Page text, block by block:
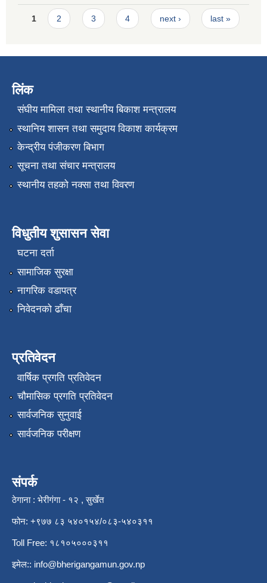
Pages
1 2 3 4 next › last »
लिंक
संघीय मामिला तथा स्थानीय बिकाश मन्त्रालय
स्थानिय शासन तथा समुदाय विकाश कार्यक्रम
केन्द्रीय पंजीकरण बिभाग
सूचना तथा संचार मन्त्रालय
स्थानीय तहको नक्सा तथा विवरण
विधुतीय शुसासन सेवा
घटना दर्ता
सामाजिक सुरक्षा
नागरिक वडापत्र
निवेदनको ढाँचा
प्रतिवेदन
वार्षिक प्रगति प्रतिवेदन
चौमासिक प्रगति प्रतिवेदन
सार्वजनिक सुनुवाई
सार्वजनिक परीक्षण
संपर्क
ठेगाना : भेरीगंगा - १२ , सुर्खेत
फोन: +९७७ ८३ ५४०१५४/०८३-५४०३११
Toll Free: १८१०५०००३११
इमेल:: info@bherigangamun.gov.np